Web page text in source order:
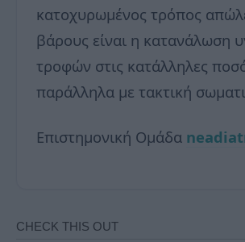
κατοχυρωμένος τρόπος
βάρους είναι η κατανάλωση
τροφών στις κατάλληλες
παράλληλα με τακτική
Επιστημονική Ομάδα